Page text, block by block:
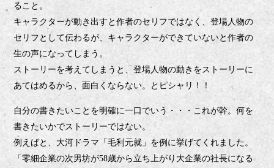
ること。
キャラクターが動き出すと作者のセリフではなく、登場人物の
セリフとして伝わるが、キャラクターができていないと作者の
生の声になってしまう。
ストーリーを考えてしまうと、登場人物の動きをストーリーに
あてはめるから、面白くならない。とピシャリ！！
自分の書きたいことを明確に一口でいう・・・これが幹。何を
書きたいかでストーリーではない。
例えばと、大河ドラマ「毛利元就」を例に挙げてくれました。
「零細企業の次男坊が58歳から立ち上がり大企業の社長になる